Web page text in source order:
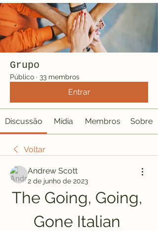
Grupo
Público · 33 membros
Entrar
Discussão Mídia Membros Sobre
Voltar
Andrew Scott
2 de junho de 2023
The Going, Going,
Gone Italian